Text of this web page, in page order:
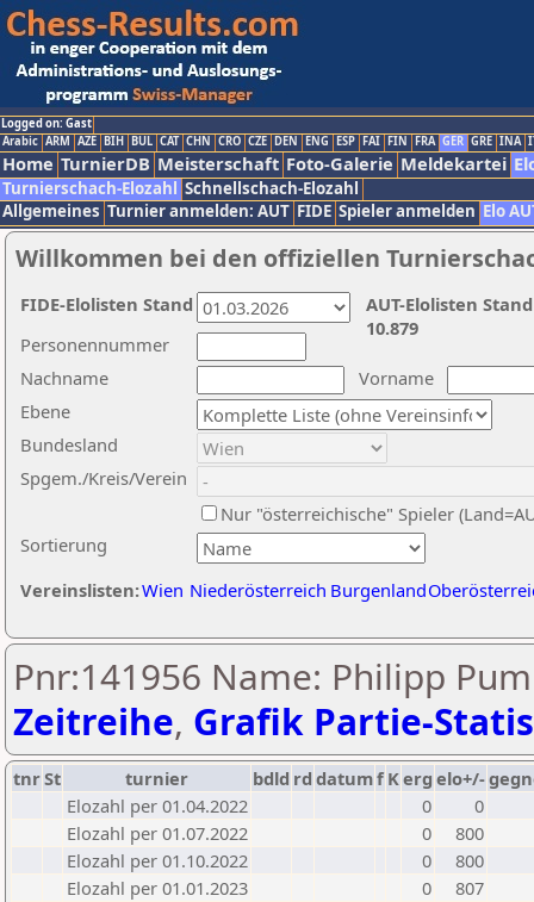
Logged on: Gast
Arabic ARM AZE BIH BUL CAT CHN CRO CZE DEN ENG ESP FAI FIN FRA GER GRE INA
Home TurnierDB Meisterschaft Foto-Galerie Meldekartei
Turnierschach-Elozahl Schnellschach-Elozahl
Allgemeines Turnier anmelden: AUT FIDE Spieler anmelden Elo
Willkommen bei den offiziellen
Nachname
Vorname
Ebene
Sortierung
Personennummer
Bundesland
Spgem./Kreis/Verein
Nur "österreichische" Spieler
Vereinslisten:Wien Niederösterreich Burgenland
AUT-Elolisten
10.879
FIDE-Elolisten Stand
Pnr:141956 Name: Philipp
Zeitreihe, Grafik Partie-
tnrSt turnier bdld rd datumf Kerg elo+/-
Elozahl per 01.04.2022
0
0
Elozahl per 01.07.2022
0
800
Elozahl per 01.10.2022
0
800
Elozahl per 01.01.2023
0
807